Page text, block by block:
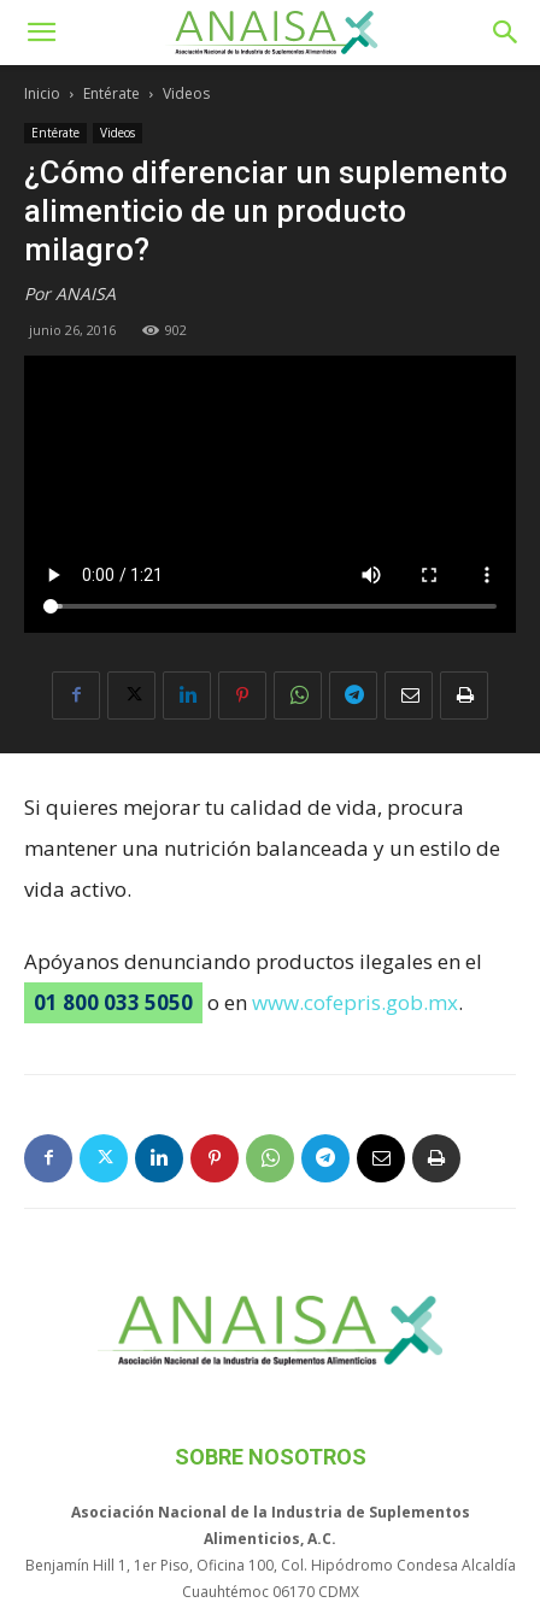
Inicio Entérate Videos
Entérate Videos
¿Cómo diferenciar un suplemento
alimenticio de un producto
milagro?
Por ANAISA
junio 26, 2016 902
Si quieres mejorar tu calidad de vida, procura
mantener una nutrición balanceada y un estilo de
vida activo.
Apóyanos denunciando productos ilegales en el
01 800 033 5050 o enwww.cofepris.gob.mx.
SOBRE NOSOTROS
Asociación Nacional de la Industria de Suplementos
Alimenticios, A.C.
Benjamín Hill 1, 1er Piso, Oficina 100, Col. Hipódromo Condesa Alcaldía
Cuauhtémoc 06170 CDMX